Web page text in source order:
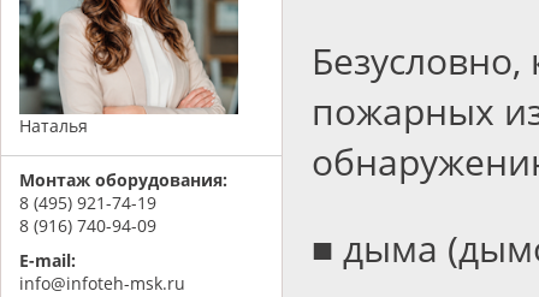
Наталья
Монтаж оборудования:
8 (495) 921-74-19
8 (916) 740-94-09
E-mail:
info@infoteh-msk.ru
пожарных
■ дыма (